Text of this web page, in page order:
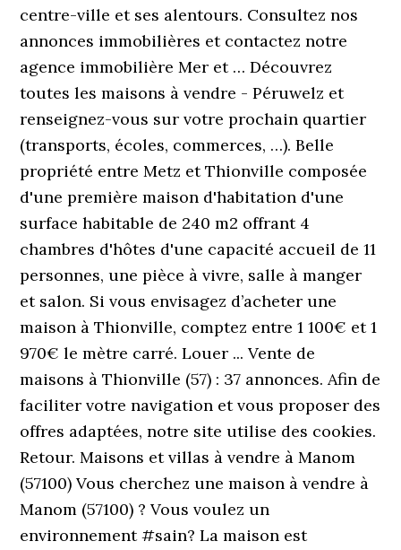
centre-ville et ses alentours. Consultez nos
annonces immobilières et contactez notre
agence immobilière Mer et … Découvrez
toutes les maisons à vendre - Péruwelz et
renseignez-vous sur votre prochain quartier
(transports, écoles, commerces, …). Belle
propriété entre Metz et Thionville composée
d'une première maison d'habitation d'une
surface habitable de 240 m2 offrant 4
chambres d'hôtes d'une capacité accueil de 11
personnes, une pièce à vivre, salle à manger
et salon. Si vous envisagez d’acheter une
maison à Thionville, comptez entre 1 100€ et 1
970€ le mètre carré. Louer ... Vente de
maisons à Thionville (57) : 37 annonces. Afin de
faciliter votre navigation et vous proposer des
offres adaptées, notre site utilise des cookies.
Retour. Maisons et villas à vendre à Manom
(57100) Vous cherchez une maison à vendre à
Manom (57100) ? Vous voulez un
environnement #sain? La maison est